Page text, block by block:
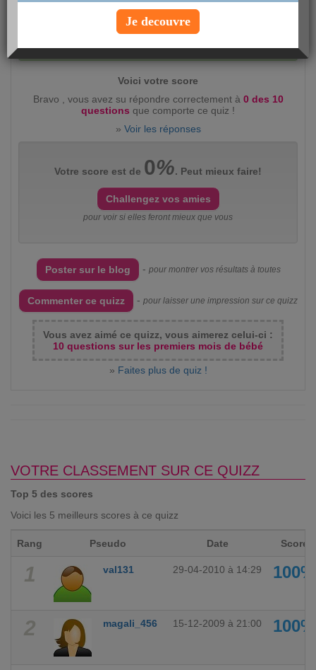
Evaluez ce quizz : intéressant (2360)
Voici votre score
Bravo , vous avez su répondre correctement à 0 des 10
questions que comporte ce quiz !
» Voir les réponses
Votre score est de 0%. Peut mieux faire!
Challengez vos amies
pour voir si elles feront mieux que vous
Poster sur le blog - pour montrer vos résultats à toutes
Commenter ce quizz - pour laisser une impression sur ce quizz
Vous avez aimé ce quizz, vous aimerez celui-ci :
10 questions sur les premiers mois de bébé
» Faites plus de quiz !
VOTRE CLASSEMENT SUR CE QUIZZ
Top 5 des scores
Voici les 5 meilleurs scores à ce quizz
Rang Pseudo Date Score
1 val131 29-04-2010 à 14:29 100%
2 magali_456 15-12-2009 à 21:00 100%
Je decouvre